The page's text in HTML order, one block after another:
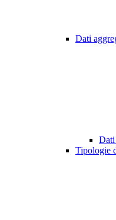
Dati
Dati
Tipologie